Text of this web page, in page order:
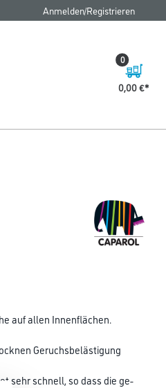
Anmelden/Registrieren
0,00 €
0
auf allen Innenflächen.
Geruchsbelästigung
sehr schnell, so dass die ge­